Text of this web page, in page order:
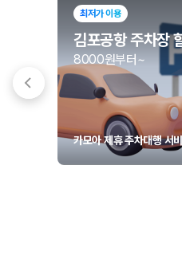
최저가 이용
김포공항 주차장
8000원부터~
카모아 제휴 주차대행 서